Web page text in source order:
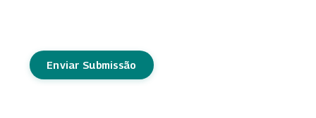
Enviar Submissão